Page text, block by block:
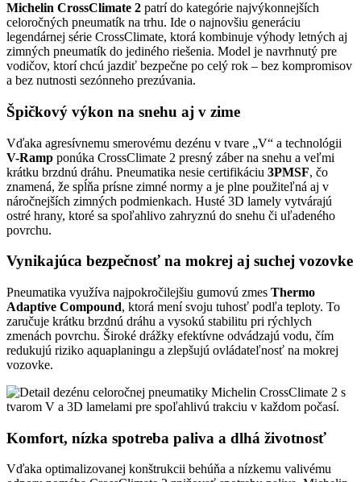
Michelin CrossClimate 2 patrí do kategórie najvýkonnejších
celoročných pneumatík na trhu. Ide o najnovšiu generáciu
legendárnej série CrossClimate, ktorá kombinuje výhody letných aj
zimných pneumatík do jediného riešenia. Model je navrhnutý pre
vodičov, ktorí chcú jazdiť bezpečne po celý rok – bez kompromisov
a bez nutnosti sezónneho prezúvania.
Špičkový výkon na snehu aj v zime
Vďaka agresívnemu smerovému dezénu v tvare „V“ a technológii
V-Ramp ponúka CrossClimate 2 presný záber na snehu a veľmi
krátku brzdnú dráhu. Pneumatika nesie certifikáciu 3PMSF, čo
znamená, že spĺňa prísne zimné normy a je plne použiteľná aj v
náročnejších zimných podmienkach. Husté 3D lamely vytvárajú
ostré hrany, ktoré sa spoľahlivo zahryznú do snehu či uľadeného
povrchu.
Vynikajúca bezpečnosť na mokrej aj suchej vozovke
Pneumatika využíva najpokročilejšiu gumovú zmes Thermo
Adaptive Compound, ktorá mení svoju tuhosť podľa teploty. To
zaručuje krátku brzdnú dráhu a vysokú stabilitu pri rýchlych
zmenách povrchu. Široké drážky efektívne odvádzajú vodu, čím
redukujú riziko aquaplaningu a zlepšujú ovládateľnosť na mokrej
vozovke.
Komfort, nízka spotreba paliva a dlhá životnosť
Vďaka optimalizovanej konštrukcii behúňa a nízkemu valivému